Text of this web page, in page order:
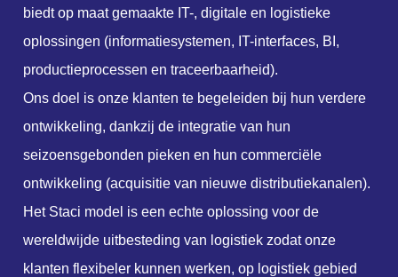
biedt op maat gemaakte IT-, digitale en logistieke
oplossingen (informatiesystemen, IT-interfaces, BI,
productieprocessen en traceerbaarheid).
Ons doel is onze klanten te begeleiden bij hun verdere
ontwikkeling, dankzij de integratie van hun
seizoensgebonden pieken en hun commerciële
ontwikkeling (acquisitie van nieuwe distributiekanalen).
Het Staci model is een echte oplossing voor de
wereldwijde uitbesteding van logistiek zodat onze
klanten flexibeler kunnen werken, op logistiek gebied